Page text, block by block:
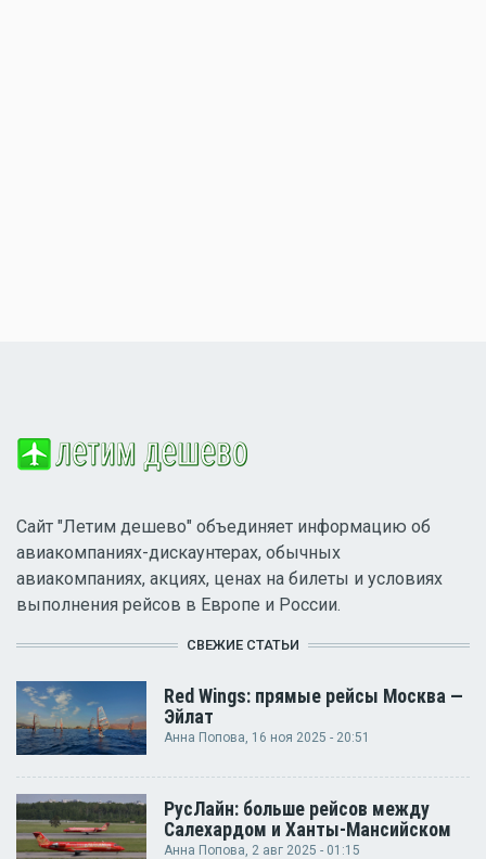
Сайт "Летим дешево" объединяет информацию об
авиакомпаниях-дискаунтерах, обычных
авиакомпаниях, акциях, ценах на билеты и условиях
выполнения рейсов в Европе и России.
СВЕЖИЕ СТАТЬИ
Red Wings: прямые рейсы Москва —
Эйлат
Анна Попова, 16 ноя 2025 - 20:51
РусЛайн: больше рейсов между
Салехардом и Ханты-Мансийском
Анна Попова , 2 авг 2025 - 01:15